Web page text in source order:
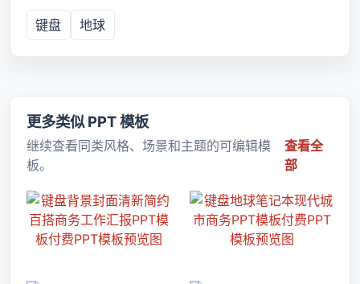
键盘 地球
更多类似 PPT 模板
继续查看同类风格、场景和主题的可编辑模
板。
查看全
部